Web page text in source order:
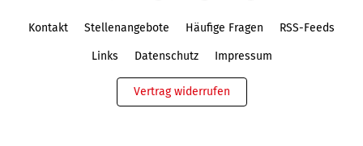
Kontakt Stellenangebote Häufige Fragen RSS-Feeds
Links Datenschutz Impressum
Vertrag widerrufen